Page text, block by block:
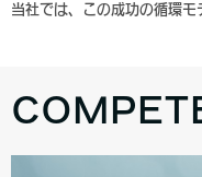
当社では、この成功の循環モ